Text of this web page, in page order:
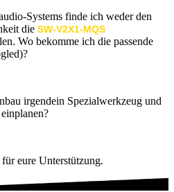
Systems finde ich weder den
die SW-V2X1-MQS
Wo bekomme ich die passende
irgendein Spezialwerkzeug und
eure Unterstützung.